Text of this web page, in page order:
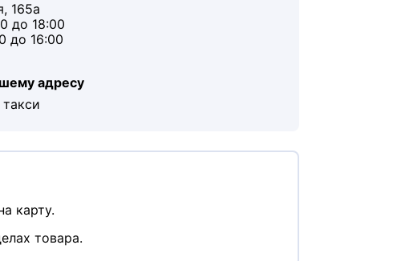
165а
до 18:00
до 16:00
адресу
карту.
товара.